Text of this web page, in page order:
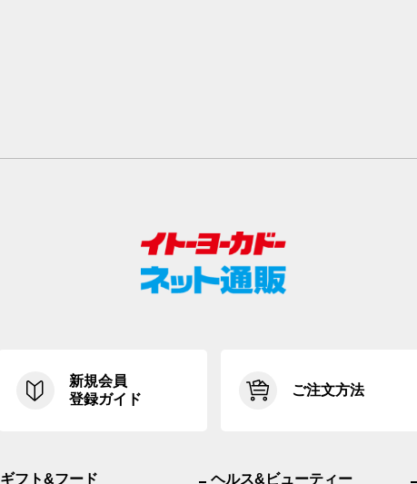
新規会員
登録ガイド
ご注文方法
ギフト&フード ヘルス&ビューティー